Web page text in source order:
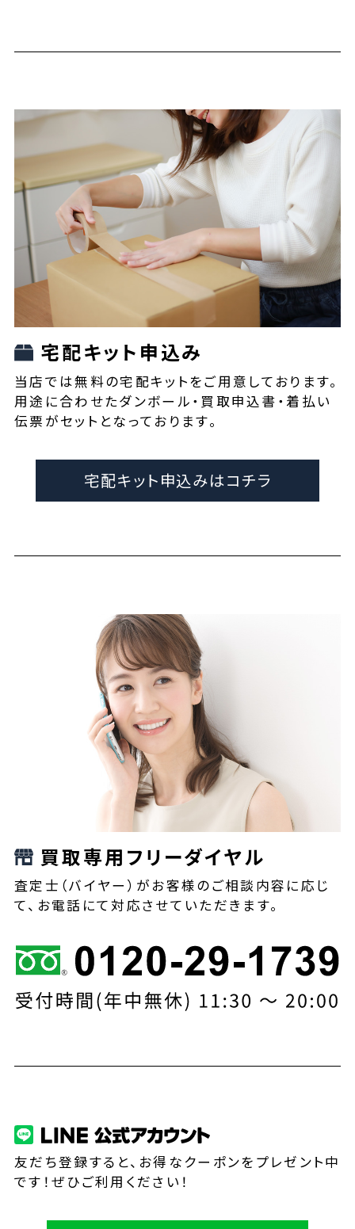
宅配キット申込み
当店では無料の宅配キットをご用意しております。
用途に合わせたダンボール・買取申込書・着払い
伝票がセットとなっております。
宅配キット申込みはコチラ
買取専用フリーダイヤル
査定士（バイヤー）がお客様のご相談内容に応じ
て、お電話にて対応させていただきます。
友だち登録すると、お得なクーポンをプレゼント中
です！ぜひご利用ください！